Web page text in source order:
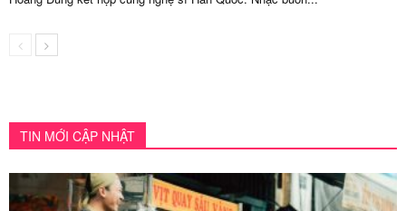
TIN MỚI CẬP NHẬT